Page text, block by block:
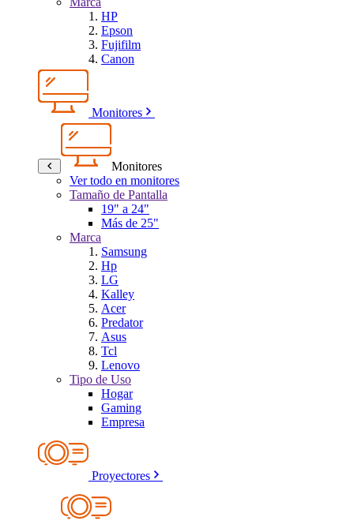
HP
Epson
Fujifilm
Canon
Monitores
Monitores
Ver todo en monitores
Tamaño de Pantalla
19" a 24"
Más de 25"
Marca
Samsung
Hp
LG
Kalley
Acer
Predator
Asus
Tcl
Lenovo
Tipo de Uso
Hogar
Gaming
Empresa
Proyectores